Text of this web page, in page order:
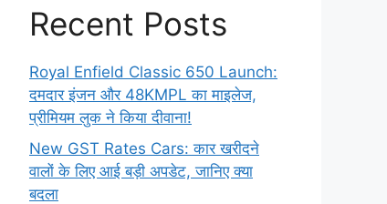
Recent Posts
Royal Enfield Classic 650 Launch:
दमदार इंजन और 48KMPL का माइलेज,
प्रीमियम लुक ने किया दीवाना!
New GST Rates Cars: कार खरीदने
वालों के लिए आई बड़ी अपडेट, जानिए क्या
बदला